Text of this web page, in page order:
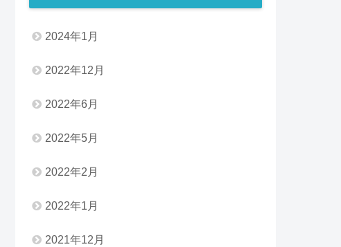
2024年1月
2022年12月
2022年6月
2022年5月
2022年2月
2022年1月
2021年12月